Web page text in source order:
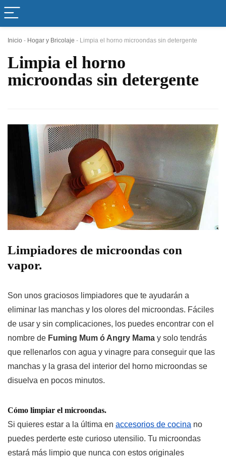
Inicio - Hogar y Bricolaje - Limpia el horno microondas sin detergente
Limpia el horno
microondas sin detergente
Limpiadores de microondas con
vapor.
Son unos graciosos limpiadores que te ayudarán a
eliminar las manchas y los olores del microondas. Fáciles
de usar y sin complicaciones, los puedes encontrar con el
nombre de Fuming Mum ó Angry Mama y solo tendrás
que rellenarlos con agua y vinagre para conseguir que las
manchas y la grasa del interior del horno microondas se
disuelva en pocos minutos.
Cómo limpiar el microondas.
Si quieres estar a la última en accesorios de cocina no
puedes perderte este curioso utensilio. Tu microondas
estará más limpio que nunca con estos originales